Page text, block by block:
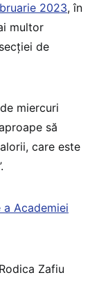
2023, în
multor
de
miercuri
să
care este
Academiei
Zafiu